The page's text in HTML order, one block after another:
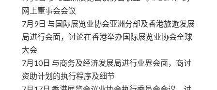
网上董事会会议
7月9日 与国际展览业协会亚洲分部及香港旅遊发展
局进行会面，讨论在香港举办国际展览业协会全球
大会
7月10日 与商务及经济发展局进行业界会面，商讨
资助计划的执行程序及细节